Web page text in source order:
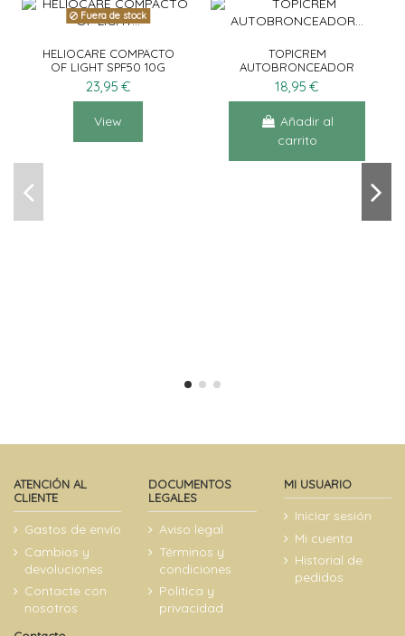
Fuera de stock
HELIOCARE COMPACTO
OF LIGHT SPF50 10G
23,95 €
View
TOPICREM
AUTOBRONCEADOR
CORPORAL 200ML +
EXFOLIANTE SUAVE
18,95 €
Añadir al
carrito
ATENCIÓN AL
CLIENTE
Gastos de envío
Cambios y
devoluciones
Contacte con
nosotros
DOCUMENTOS
LEGALES
Aviso legal
Términos y
condiciones
Politica y
privacidad
MI USUARIO
Iniciar sesión
Mi cuenta
Historial de
pedidos